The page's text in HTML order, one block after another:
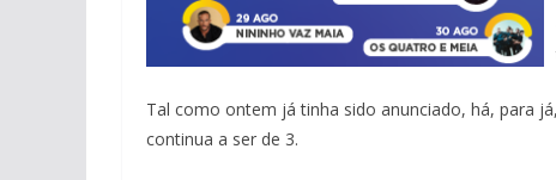
Tal como ontem já tinha sido anunciado, há, para
continua a ser de 3.